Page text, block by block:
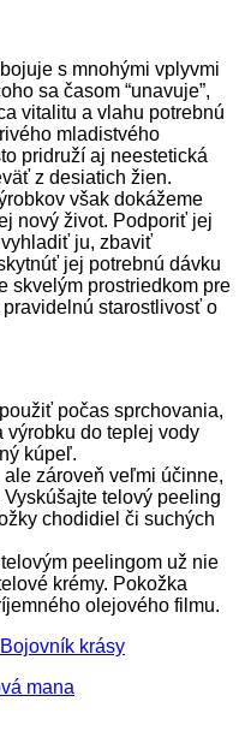
s mnohými vplyvmi
sa časom “unavuje”,
vitalitu a vlahu potrebnú
mladistvého
pridruží aj neestetická
z desiatich žien.
však dokážeme
nový život. Podporiť jej
ju, zbaviť
jej potrebnú dávku
skvelým prostriedkom pre
starostlivosť o
počas sprchovania,
výrobku do teplej vody
kúpeľ.
zároveň veľmi účinne,
Vyskúšajte telový peeling
chodidiel či suchých
peelingom už nie
krémy. Pokožka
olejového filmu.
krásy
mana